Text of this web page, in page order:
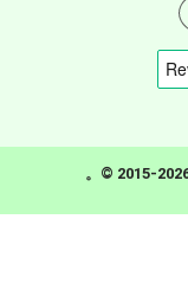
。© 2015-